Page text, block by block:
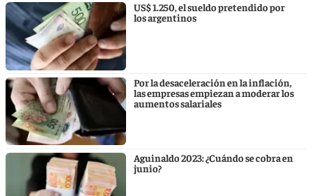
US$ 1.250, el sueldo pretendido por
los argentinos
Por la desaceleración en la inflación,
las empresas empiezan a moderar los
aumentos salariales
Aguinaldo 2023: ¿Cuándo se cobra en
junio?